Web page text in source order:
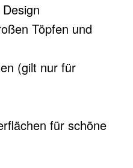
Töpfen und
(gilt nur für
für schöne